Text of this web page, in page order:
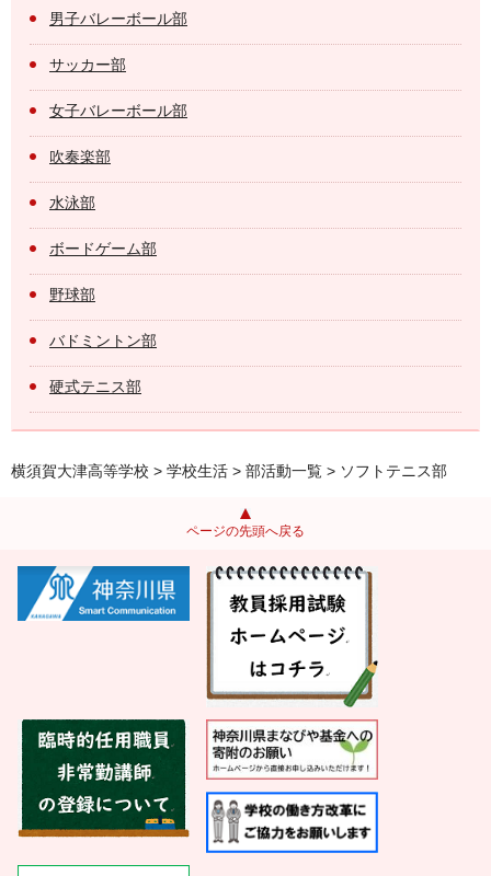
男子バレーボール部
サッカー部
女子バレーボール部
吹奏楽部
水泳部
ボードゲーム部
野球部
バドミントン部
硬式テニス部
横須賀大津高等学校 > 学校生活 > 部活動一覧 > ソフトテニス部
ページの先頭へ戻る